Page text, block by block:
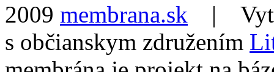
2009 membrana.sk |
s občianskym združením